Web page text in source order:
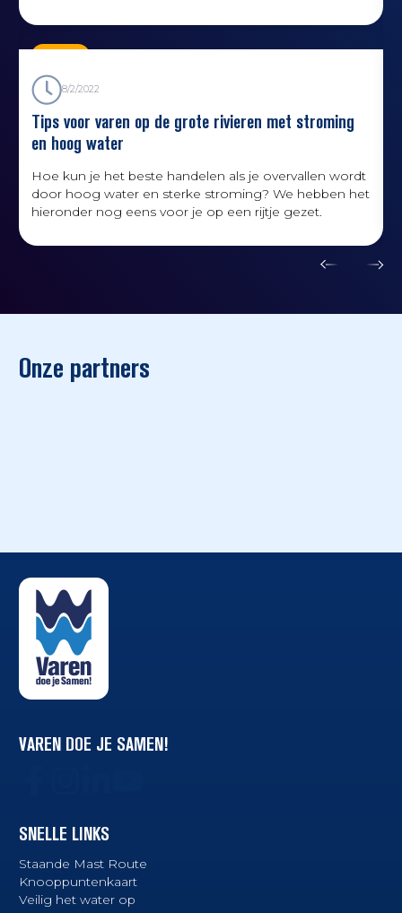
8/2/2022
Tips voor varen op de grote rivieren met stroming
en hoog water
Hoe kun je het beste handelen als je overvallen wordt
door hoog water en sterke stroming? We hebben het
hieronder nog eens voor je op een rijtje gezet.
Onze partners
VAREN DOE JE SAMEN!
SNELLE LINKS
Staande Mast Route
Knooppuntenkaart
Veilig het water op